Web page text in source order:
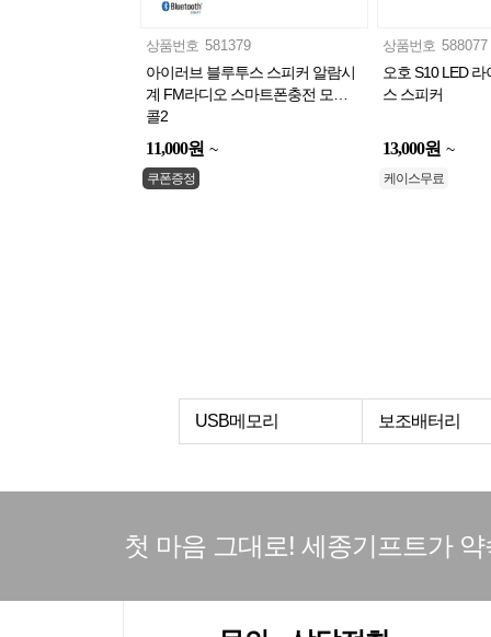
상품번호 581379
아이러브 블루투스 스피커 알람시
계 FM라디오 스마트폰충전 모닝
콜2
11,000원 ~
쿠폰증정
상품번호 588077
오호 S10 LED
스 스피커
13,000원 ~
케이스무료
USB메모리 보조배터리
첫 마음 그대로! 세종기프트가